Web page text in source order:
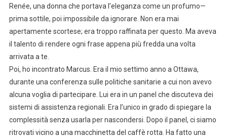
Renée, una donna che portava l’eleganza come un profumo—
prima sottile, poi impossibile da ignorare. Non era mai
apertamente scortese; era troppo raffinata per questo. Ma aveva
il talento di rendere ogni frase appena più fredda una volta
arrivata a te.
Poi, ho incontrato Marcus. Era il mio settimo anno a Ottawa,
durante una conferenza sulle politiche sanitarie a cui non avevo
alcuna voglia di partecipare. Lui era in un panel che discuteva dei
sistemi di assistenza regionali. Era l’unico in grado di spiegare la
complessità senza usarla per nascondersi. Dopo il panel, ci siamo
ritrovati vicino a una macchinetta del caffè rotta. Ha fatto una